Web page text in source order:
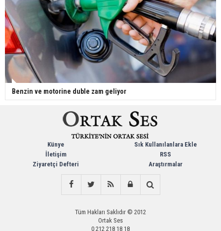
Benzin ve motorine duble zam geliyor
Künye
İletişim
Ziyaretçi Defteri
Sık Kullanılanlara Ekle
RSS
Araştırmalar
Tüm Hakları Saklıdır © 2012
Ortak Ses
0 212 218 18 18